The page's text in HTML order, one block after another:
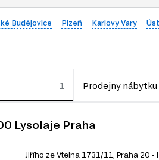
Budějovice Plzeň Karlovy Vary
Prodejny nábytku
Lysolaje Praha
Jiřího ze Vtelna 1731/11, Praha 20 -